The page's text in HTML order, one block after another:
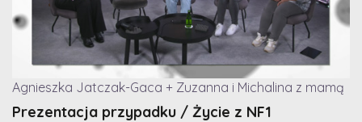
Agnieszka Jatczak-Gaca + Zuzanna i Michalina z mamą
Prezentacja przypadku / Życie z NF1